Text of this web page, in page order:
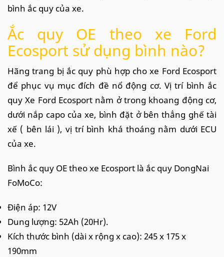
bình ắc quy của xe.
Ắc quy OE theo xe Ford
Ecosport sử dụng bình nào?
Hãng trang bị ắc quy phù hợp cho xe Ford Ecosport
để phục vụ mục đích đề nổ động cơ. Vị trí bình ắc
quy Xe Ford Ecosport nằm ở trong khoang động cơ,
dưới nắp capo của xe, bình đặt ở bên thẳng ghế tài
xế ( bên lái ), vị trí bình khá thoáng nằm dưới ECU
của xe.
Bình ắc quy OE theo xe Ecosport là ắc quy DongNai
FoMoCo:
Điện áp: 12V
Dung lượng: 52Ah (20Hr).
Kích thước bình (dài x rộng x cao): 245 x 175 x
190mm